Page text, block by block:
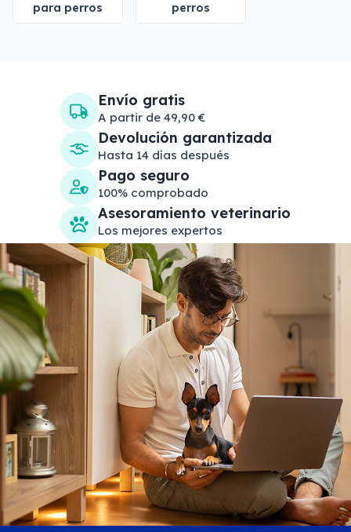
para perros
perros
Envío gratis
A partir de 49,90 €
Devolución garantizada
Hasta 14 días después
Pago seguro
100% comprobado
Asesoramiento veterinario
Los mejores expertos
Search products